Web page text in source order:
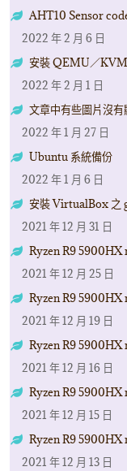
AHT10 Sensor
2022 年 2 月 6 日
安裝 QEMU／
2022 年 2 月 1 日
文章中有些圖片沒
2022 年 1 月 27 日
Ubuntu 系統備份
2022 年 1 月 6 日
安裝 VirtualBox 之
2021 年 12 月 31 日
Ryzen R9 5900HX
2021 年 12 月 25 日
Ryzen R9 5900HX
2021 年 12 月 19 日
Ryzen R9 5900HX
2021 年 12 月 16 日
Ryzen R9 5900HX
2021 年 12 月 15 日
Ryzen R9 5900HX
2021 年 12 月 13 日